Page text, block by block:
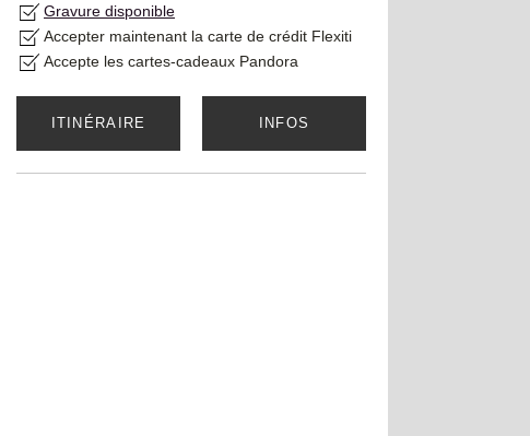
Gravure disponible
Accepter maintenant la carte de crédit Flexiti
Accepte les cartes-cadeaux Pandora
ITINÉRAIRE INFOS